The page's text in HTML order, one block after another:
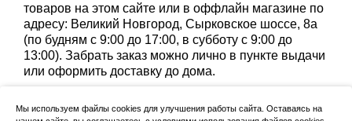
товаров на этом сайте или в оффлайн магазине по
адресу: Великий Новгород, Сырковское шоссе, 8а
(по будням с 9:00 до 17:00, в субботу с 9:00 до
13:00). Забрать заказ можно лично в пункте выдачи
или оформить доставку до дома.
Мы используем файлы cookies для улучшения работы сайта. Оставаясь на